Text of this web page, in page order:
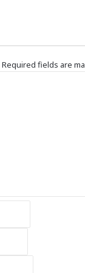
Required fields are